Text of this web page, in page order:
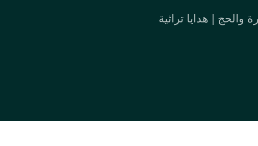
والحج | هدايا تراثية